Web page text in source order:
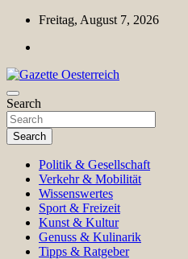
Skip
content
Freitag, August 7, 2026
Gazette Oesterreich
Magazin für Freizeit, Politik, Kultur
Search
Search
Politik & Gesellschaft
Verkehr & Mobilität
Wissenswertes
Sport & Freizeit
Kunst & Kultur
Genuss & Kulinarik
Tipps & Ratgeber